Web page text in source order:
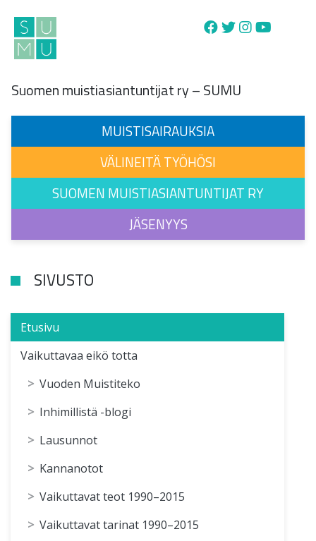
Main Navigation
Suomen muistiasiantuntijat ry – SUMU
MUISTISAIRAUKSIA
VÄLINEITÄ TYÖHÖSI
SUOMEN MUISTIASIANTUNTIJAT RY
JÄSENYYS
SIVUSTO
Etusivu
Vaikuttavaa eikö totta
Vuoden Muistiteko
Inhimillistä -blogi
Lausunnot
Kannanotot
Vaikuttavat teot 1990–2015
Vaikuttavat tarinat 1990–2015